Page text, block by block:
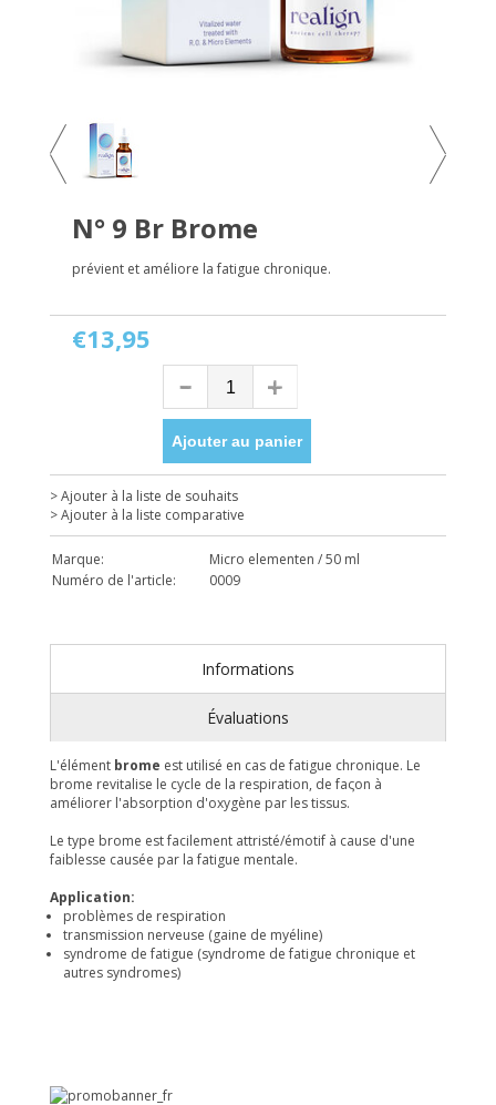
N° 9 Br Brome
prévient et améliore la fatigue chronique.
€13,95
Ajouter au panier
> Ajouter à la liste de souhaits
> Ajouter à la liste comparative
Marque:
Micro elementen / 50 ml
Numéro de l'article:
0009
Informations
Évaluations
L'élément brome est utilisé en cas de fatigue chronique. Le
brome revitalise le cycle de la respiration, de faςon à
améliorer l'absorption d'oxygène par les tissus.
Le type brome est facilement attristé/émotif à cause d'une
faiblesse causée par la fatigue mentale.
Application:
problèmes de respiration
transmission nerveuse (gaine de myéline)
syndrome de fatigue (syndrome de fatigue chronique et
autres syndromes)